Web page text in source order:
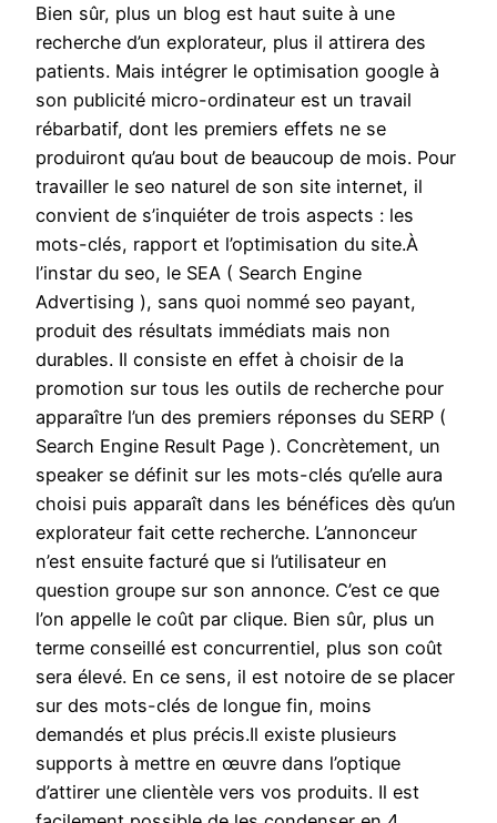
Bien sûr, plus un blog est haut suite à une
recherche d’un explorateur, plus il attirera des
patients. Mais intégrer le optimisation google à
son publicité micro-ordinateur est un travail
rébarbatif, dont les premiers effets ne se
produiront qu’au bout de beaucoup de mois. Pour
travailler le seo naturel de son site internet, il
convient de s’inquiéter de trois aspects : les
mots-clés, rapport et l’optimisation du site.À
l’instar du seo, le SEA ( Search Engine
Advertising ), sans quoi nommé seo payant,
produit des résultats immédiats mais non
durables. Il consiste en effet à choisir de la
promotion sur tous les outils de recherche pour
apparaître l’un des premiers réponses du SERP (
Search Engine Result Page ). Concrètement, un
speaker se définit sur les mots-clés qu’elle aura
choisi puis apparaît dans les bénéfices dès qu’un
explorateur fait cette recherche. L’annonceur
n’est ensuite facturé que si l’utilisateur en
question groupe sur son annonce. C’est ce que
l’on appelle le coût par clique. Bien sûr, plus un
terme conseillé est concurrentiel, plus son coût
sera élevé. En ce sens, il est notoire de se placer
sur des mots-clés de longue fin, moins
demandés et plus précis.Il existe plusieurs
supports à mettre en œuvre dans l’optique
d’attirer une clientèle vers vos produits. Il est